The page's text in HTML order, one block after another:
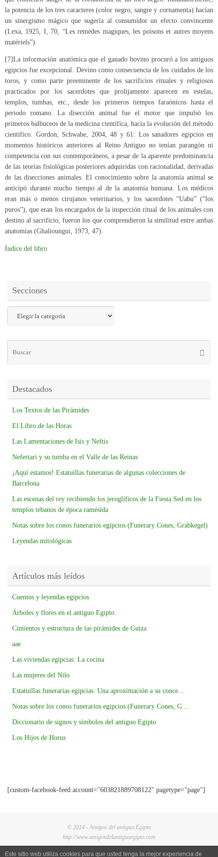
la potencia de los tres caracteres (color negro, sangre y cornamenta) hacían
un sinergismo mágico que sugería al consumidor un efecto convincente
(Lexa, 1925, I, 70, “Les remèdes magiques, les poisons et autres moyens
matériels”).
[7]La información anatómica que el ganado bovino procuró a los antiguos
egipcios fue excepcional. Devino como consecuencia de los cuidados de los
toros, y como parte preeminente de los sacrificios rituales y religiosos
practicados por los sacerdotes que prolijamente aparecen en estelas,
templos, tumbas, etc., desde los primeros tiempos faraónicos hasta el
periodo romano. La disección animal fue el motor que impulsó los
primeros balbuceos de la medicina científica, hacia la evolución del método
científico. Gordon, Schwabe, 2004, 48 y 61: Los sanadores egipcios en
momentos históricos anteriores al Reino Antiguo no tenían parangón ni
competencia con sus contemporáneos, a pesar de la aparente predominancia
de las teorías fisiológicas posteriores adquiridas con racionalidad, derivadas
de las disecciones animales. El conocimiento sobre la anatomía animal se
anticipó durante mucho tiempo al de la anatomía humana. Los médicos
eran más o menos cirujanos veterinarios, y los sacerdotes “Uabu” (“los
puros”), que eran los encargados de la inspección ritual de los animales con
destino al sacrificio, fueron los que comprendieron la similitud entre ambas
anatomías (Ghalioungui, 1973, 47).
Índice del libro
Secciones
Destacados
Los Textos de las Pirámides
El Libro de las Horas
Las Lamentaciones de Isis y Neftis
Nefertari y su tumba en el Valle de las Reinas
¡Aquí estamos! Estatuillas funerarias de algunas colecciones de
Barcelona
Las escenas del rey recibiendo los jeroglíficos de la Fiesta Sed en los
templos tebanos de época ramésida
Notas sobre los conos funerarios egipcios (Funerary Cones, Grabkegel)
Leyendas mitológicas
Artículos más leídos
Cuentos y leyendas egipcios
Árboles y flores en el antiguo Egipto
Cimientos y estructura de las pirámides de Guiza
aae
Las viviendas egipcias: La cocina
Las mujeres del Nilo
Estatuillas funerarias egipcias: Una aproximación a su conce...
Notas sobre los conos funerarios egipcios (Funerary Cones, G...
Diccionario de signos y símbolos del antiguo Egipto
Los Hijos de Horus
[custom-facebook-feed account="603821889708122" pagetype="page"]
© 2014 - Amigos del antiguo Egipto
http://www.amigosdelantiguoegipto.com
Este sitio web utiliza cookies para que usted tenga la mejor experiencia de